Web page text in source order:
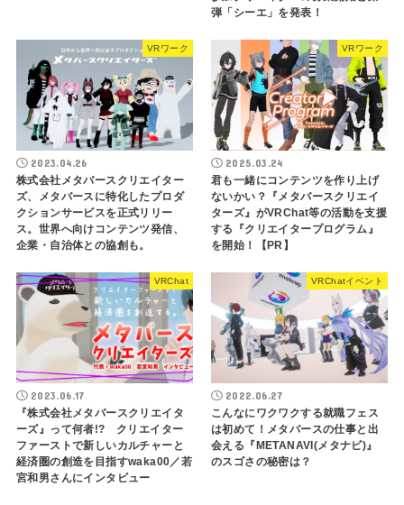
弾「シーエ」を発表！
VRワーク
2023.04.26
株式会社メタバースクリエイター
ズ、メタバースに特化したプロダ
クションサービスを正式リリー
ス。世界へ向けコンテンツ発信、
企業・自治体との協創も。
VRワーク
2025.03.24
君も一緒にコンテンツを作り上げ
ないかい？『メタバースクリエイ
ターズ』がVRChat等の活動を支援
する『クリエイタープログラム』
を開始！【PR】
VRChat
2023.06.17
『株式会社メタバースクリエイタ
ーズ』って何者!? クリエイター
ファーストで新しいカルチャーと
経済圏の創造を目指すwaka00／若
宮和男さんにインタビュー
VRChatイベント
2022.06.27
こんなにワクワクする就職フェス
は初めて！メタバースの仕事と出
会える『METANAVI(メタナビ)』
のスゴさの秘密は？